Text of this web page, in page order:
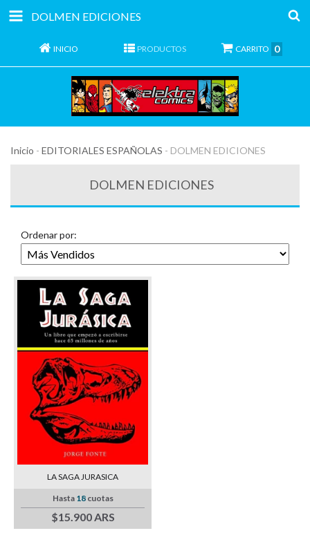
DOLMEN EDICIONES
INICIO PRODUCTOS CARRITO 0
Inicio - EDITORIALES ESPAÑOLAS - DOLMEN EDICIONES
DOLMEN EDICIONES
Ordenar por:
LA SAGA JURASICA
Hasta 18cuotas
$15.900 ARS